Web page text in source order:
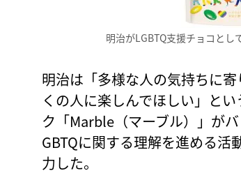
明治がLGBTQ支援チョコとし
明治は「多様な人の気持ちに
くの人に楽しんでほしい」と
ク「Marble（マーブル）」が
GBTQに関する理解を進める
力した。